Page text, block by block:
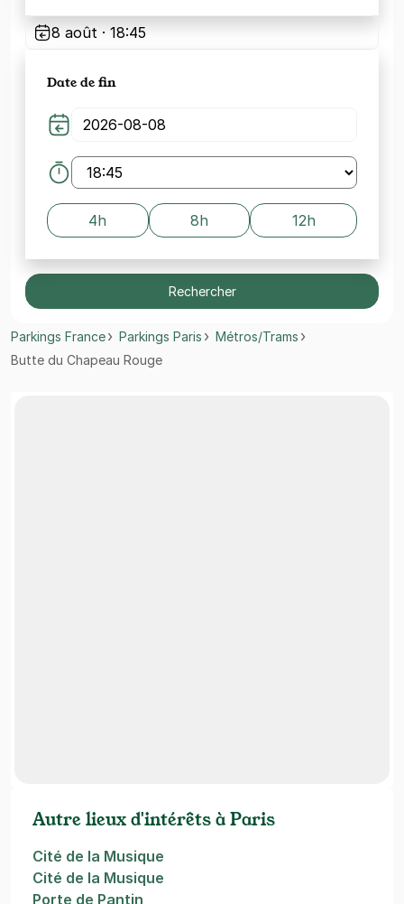
8 août · 18:45
Date de fin
4h 8h 12h
Rechercher
Parkings France Parkings Paris
Métros/Trams
Butte du Chapeau Rouge
Autre lieux d'intérêts à Paris
Cité de la Musique
Cité de la Musique
Porte de Pantin